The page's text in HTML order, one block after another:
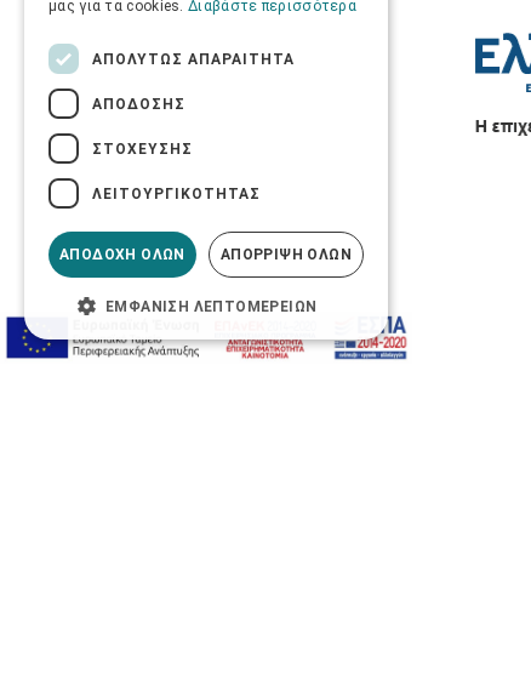
Προσβασιμότητα
μας για τα cookies. Διαβάστε περισσότερα
ΑΠΟΛΎΤΩΣ ΑΠΑΡΑΊΤΗΤΑ
ΑΠΌΔΟΣΗΣ
ΣΤΌΧΕΥΣΗΣ
ΛΕΙΤΟΥΡΓΙΚΌΤΗΤΑΣ
ΑΠΟΔΟΧΉ ΌΛΩΝ ΑΠΌΡΡΙΨΗ ΌΛΩΝ
ΕΜΦΆΝΙΣΗ ΛΕΠΤΟΜΕΡΕΙΏΝ